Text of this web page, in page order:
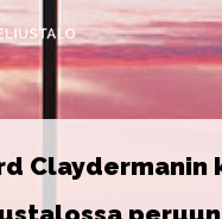
Claydermanin